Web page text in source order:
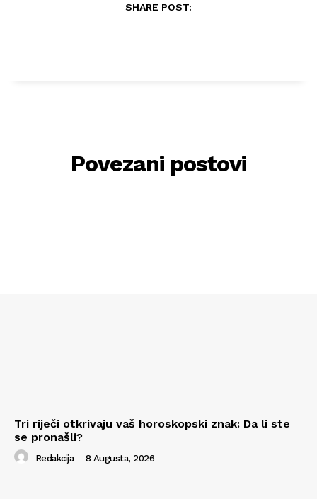
SHARE POST:
Povezani postovi
Tri riječi otkrivaju vaš horoskopski znak: Da li ste
se pronašli?
Redakcija - 8 Augusta, 2026